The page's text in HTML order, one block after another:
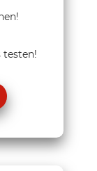
testen!